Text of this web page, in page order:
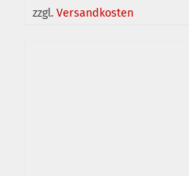
IN DEN WARENKORB
zzgl. Versandkosten